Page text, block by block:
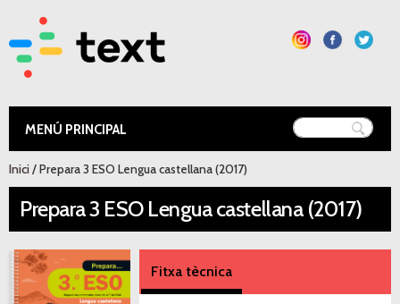
contingut
Text Educació
Esteu aquí
Inici/ Prepara 3 ESO Lengua castellana (2017)
Prepara 3 ESO Lengua castellana (2017)
Fitxa tècnica